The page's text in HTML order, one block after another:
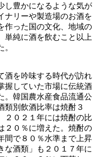
し豊かになるような気が
ナリーや製造場のお酒を
作った国の文化、地域の
単純に酒を飲むこと以上
酒を吟味する時代が訪れ
握していた市場に伝統酒
。韓国農水産食品流通公
類別飲酒比率は焼酎３
２０２１年には焼酎の比
２０％に増えた。焼酎の
間で８０％水準まで上昇
な酒類」も２０１７年に